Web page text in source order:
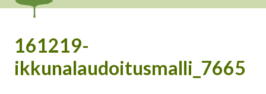
161219-
ikkunalaudoitusmalli_7665